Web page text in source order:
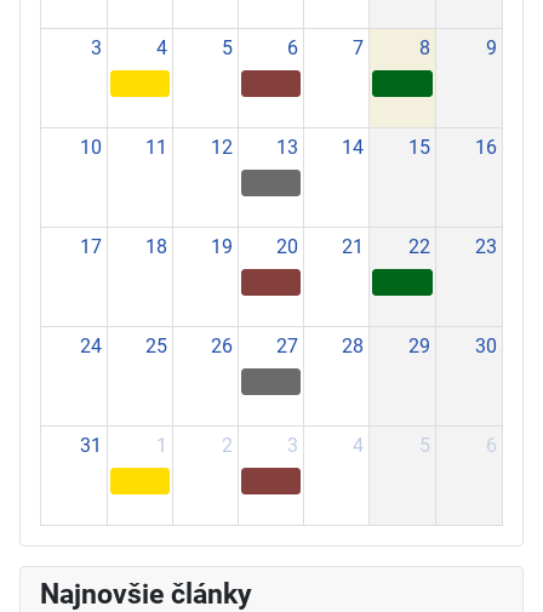
3 4 5 6 7 8 9
10 11 12 13 14 15 16
17 18 19 20 21 22 23
24 25 26 27 28 29 30
31 1 2 3 4 5 6
Najnovšie články